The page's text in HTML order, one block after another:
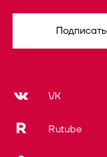
VK
Rutube